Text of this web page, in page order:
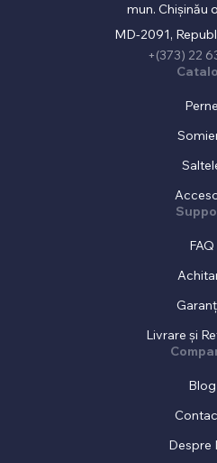
mun. Chișinău
MD-2091,
+(373) 22
Perne
FAQ
Livrare și
Blog
Despre